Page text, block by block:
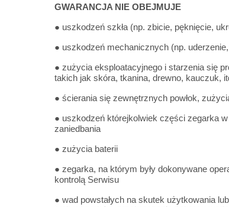
GWARANCJA NIE OBEJMUJE
● uszkodzeń szkła (np. zbicie, pęknięcie,
● uszkodzeń mechanicznych (np.
● zużycia eksploatacyjnego i starzenia się
takich jak skóra, tkanina, drewno, kauczuk,
● ścierania się zewnętrznych powłok,
● uszkodzeń którejkolwiek części zegarka
zaniedbania
● zużycia baterii
● zegarka, na którym były dokonywane
kontrolą Serwisu
● wad powstałych na skutek użytkowania